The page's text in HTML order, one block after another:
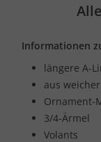
Informationen
längere A-
aus
Ornament-
3/4-Ärmel
Volants